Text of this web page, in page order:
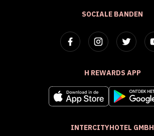
SOCIALE BANDEN
H REWARDS APP
INTERCITYHOTEL GMBH